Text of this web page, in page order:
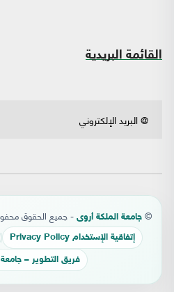
القائمة البريدية
© جامعة الملكة أروى - جميع الحقوق محفوظة 1996
إتفاقية الإستخدام Privacy Policy
فريق التطوير –